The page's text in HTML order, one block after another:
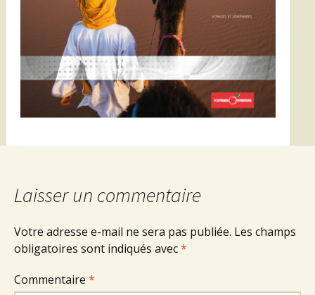
Laisser un commentaire
Votre adresse e-mail ne sera pas publiée. Les champs
obligatoires sont indiqués avec*
Commentaire *